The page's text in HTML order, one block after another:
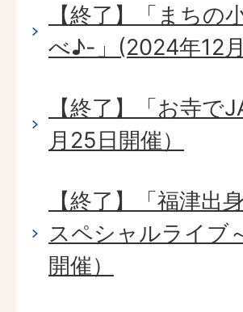
【終了】「まち
べ♪-」(2024年12
【終了】「お寺
月25日開催）
【終了】「福津出
スペシャルライブ
開催）